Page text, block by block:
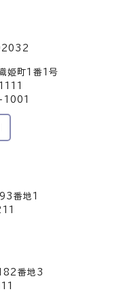
姫町1番1号
1001
番地1
番地3